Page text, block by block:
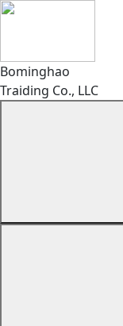
Bominghao
Traiding Co., LLC